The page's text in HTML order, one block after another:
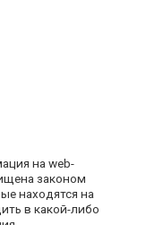
на web-
законом
находятся на
в какой-либо